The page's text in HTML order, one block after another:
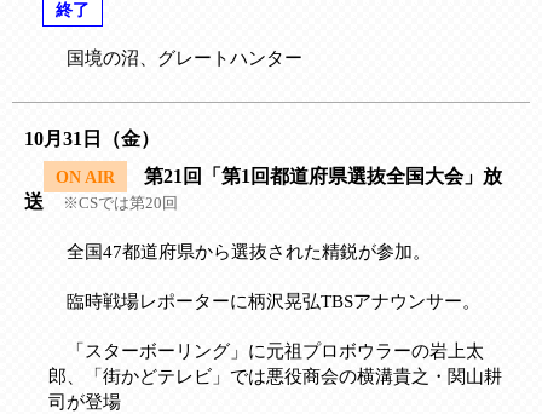
終了
国境の沼、グレートハンター
10月31日（金）
ON AIR
第21回「第1回都道府県選抜全国大会」放
送
※CSでは第20回
全国47都道府県から選抜された精鋭が参加。
臨時戦場レポーターに柄沢晃弘TBSアナウンサー。
「スターボーリング」に元祖プロボウラーの岩上太
郎、「街かどテレビ」では悪役商会の横溝貴之・関山耕
司が登場